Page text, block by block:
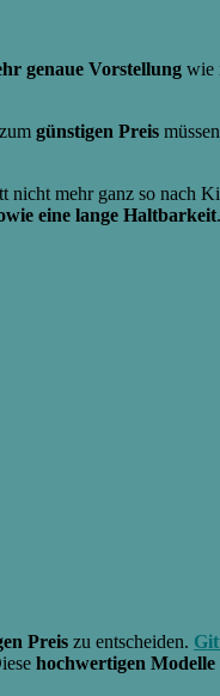
genaue Vorstellung wie
günstigen Preis
mehr ganz so nach
eine lange Haltbarkeit
Preis zu entscheiden.
hochwertigen Modelle